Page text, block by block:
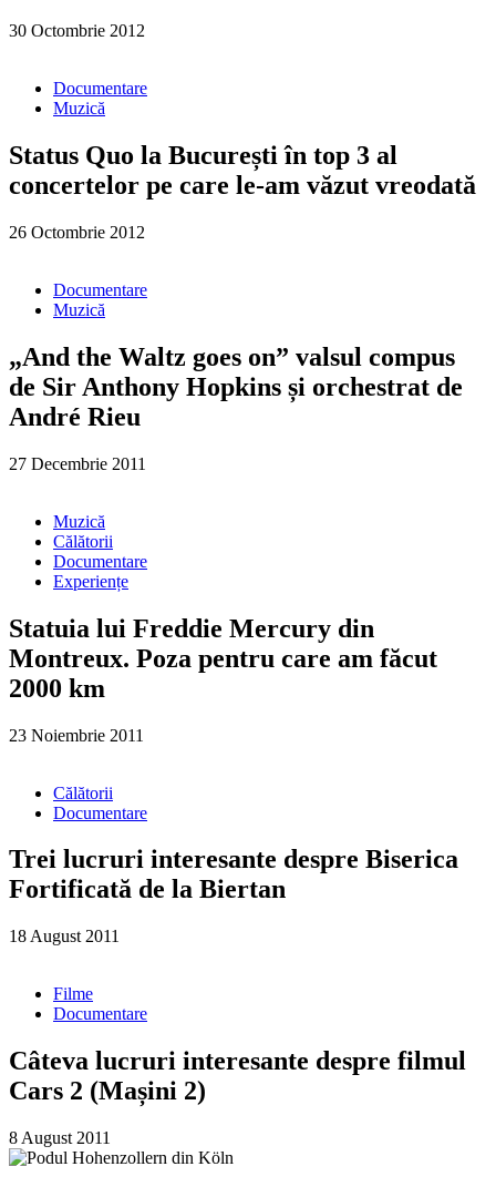
30 Octombrie 2012
Documentare
Muzică
Status Quo la București în top 3 al
concertelor pe care le-am văzut vreodată
26 Octombrie 2012
Documentare
Muzică
„And the Waltz goes on” valsul compus
de Sir Anthony Hopkins și orchestrat de
André Rieu
27 Decembrie 2011
Muzică
Călătorii
Documentare
Experiențe
Statuia lui Freddie Mercury din
Montreux. Poza pentru care am făcut
2000 km
23 Noiembrie 2011
Călătorii
Documentare
Trei lucruri interesante despre Biserica
Fortificată de la Biertan
18 August 2011
Filme
Documentare
Câteva lucruri interesante despre filmul
Cars 2 (Mașini 2)
8 August 2011